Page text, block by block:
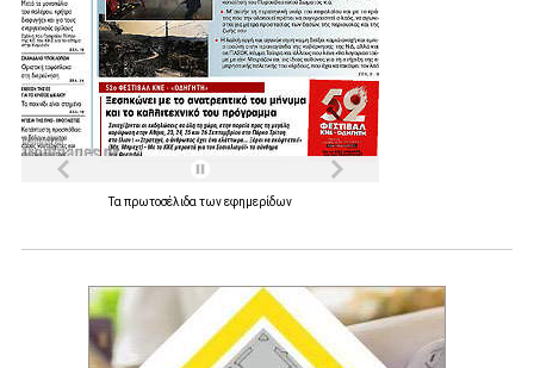
Τα πρωτοσέλιδα τωνεφημερίδων